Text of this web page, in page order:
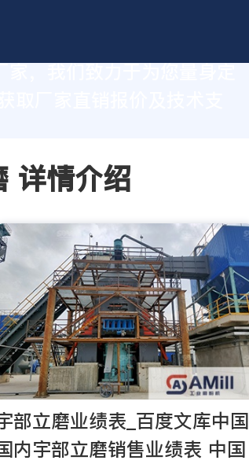
厂家直销报价及技术支
详情介绍
部立磨业绩表_百度文库中国
内宇部立磨销售业绩表 中国